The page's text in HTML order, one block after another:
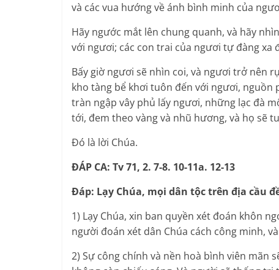
và các vua hướng về ánh bình minh của
Hãy ngước mắt lên chung quanh, và hãy
với ngươi; các con trai của ngươi tự đàng xa
Bấy giờ ngươi sẽ nhìn coi, và ngươi trở nên
kho tàng bể khơi tuôn đến với ngươi, nguồn
tràn ngập vây phủ lấy ngươi, những lạc đà
tới, đem theo vàng và nhũ hương, và họ sẽ
Đó là lời Chúa.
ĐÁP CA: Tv 71, 2. 7-8. 10-11a. 12-13
Đáp: Lạy Chúa, mọi dân tộc trên địa cầu
1) Lạy Chúa, xin ban quyền xét đoán khôn
người đoán xét dân Chúa cách công minh,
2) Sự công chính và nền hoà bình viên